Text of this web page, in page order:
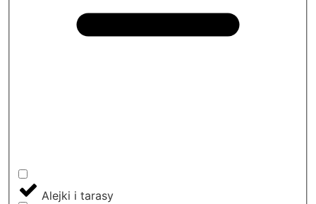
Alejki i tarasy